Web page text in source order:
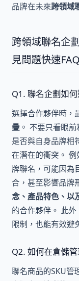
品牌在未來跨領域
跨領域聯名企
見問題快速FAQ
Q1. 聯名企劃如
選擇合作夥伴時，
疊 。 不要只看眼
是否與自身品牌相
在潛在的衝突。
牌聯名，可能因為
合，甚至影響品牌
念、產品特色、以
的合作夥伴。 此外
限制，也能有效避
Q2. 如何在倉儲
聯名商品的SKU管